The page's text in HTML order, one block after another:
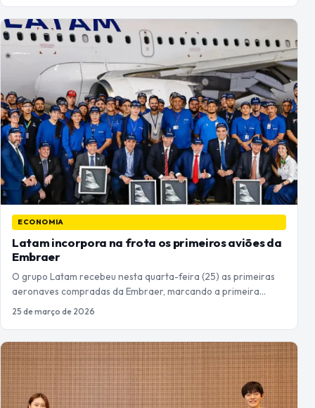
ECONOMIA
Latam incorpora na frota os primeiros aviões da
Embraer
O grupo Latam recebeu nesta quarta-feira (25) as primeiras
aeronaves compradas da Embraer, marcando a primeira…
25 de março de 2026